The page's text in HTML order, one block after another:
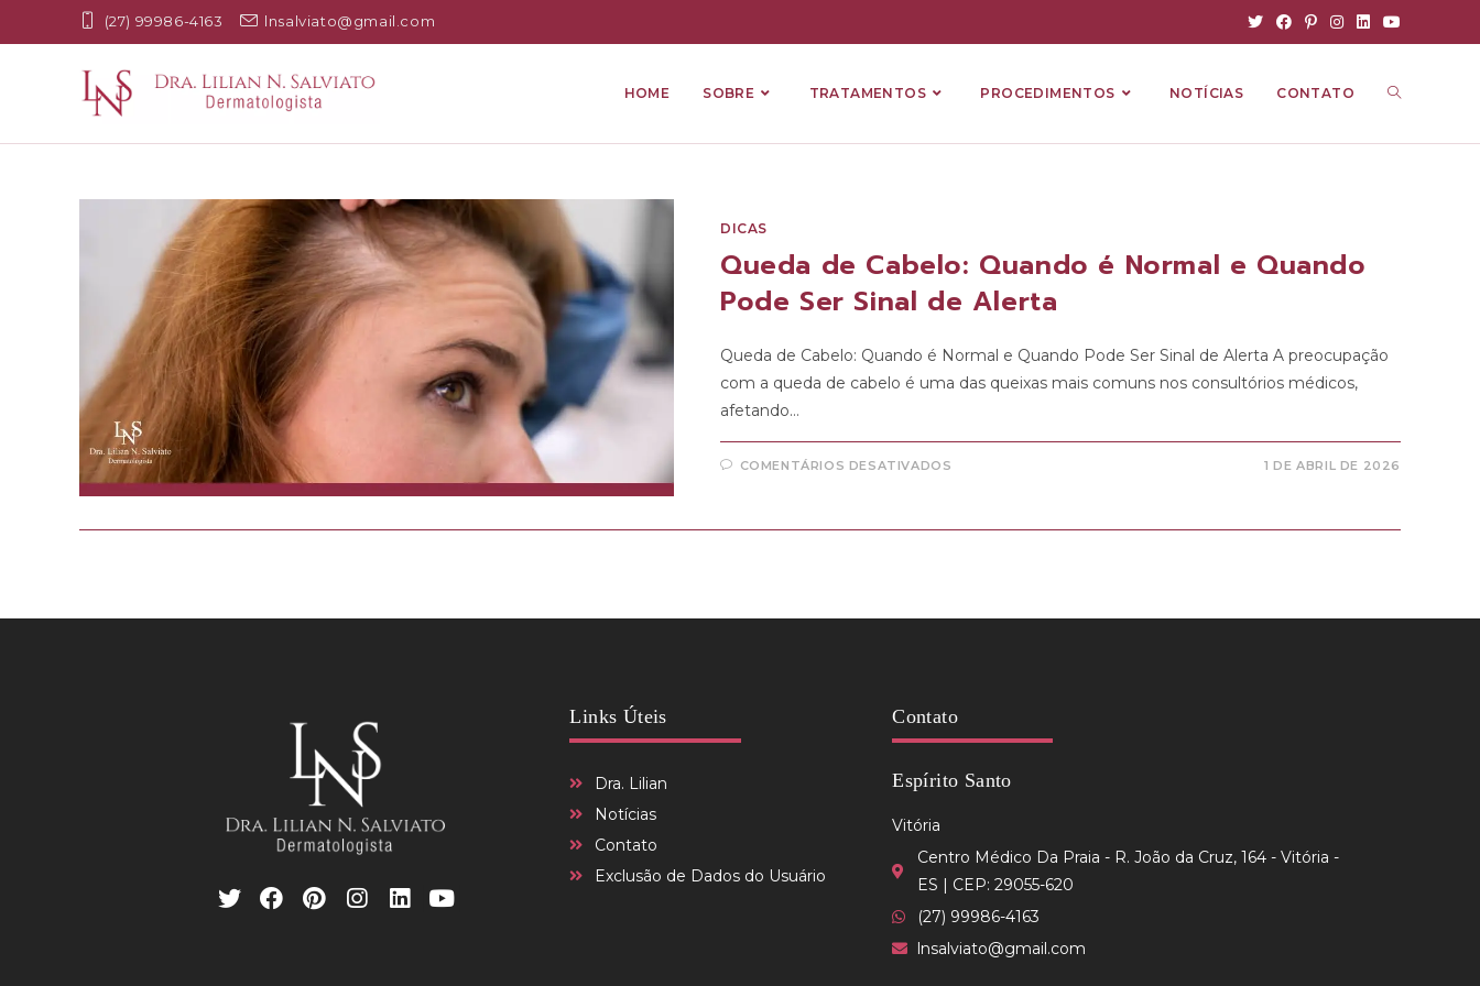
(27) 99986-4163 lnsalviato@gmail.com
HOME SOBRE TRATAMENTOS PROCEDIMENTOS NOTÍCIAS CONTATO
DICAS
Queda de Cabelo: Quando é Normal e Quando
Pode Ser Sinal de Alerta
Queda de Cabelo: Quando é Normal e Quando Pode Ser Sinal de Alerta A preocupação
com a queda de cabelo é uma das queixas mais comuns nos consultórios médicos,
afetando…
COMENTÁRIOS DESATIVADOS 1 DE ABRIL DE 2026
Links Úteis
Dra. Lilian
Notícias
Contato
Exclusão de Dados do Usuário
Contato
Espírito Santo
Vitória
Centro Médico Da Praia - R. João da Cruz, 164 - Vitória -
ES | CEP: 29055-620
(27) 99986-4163
lnsalviato@gmail.com